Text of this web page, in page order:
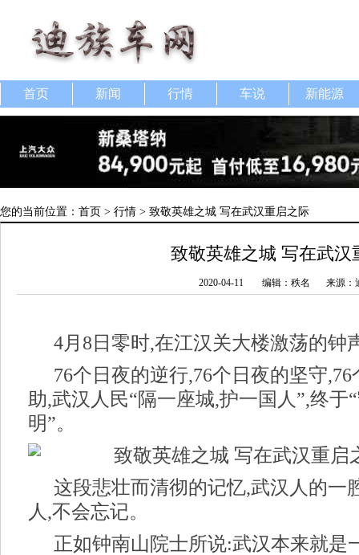
首页 新闻 行情 车说 新能源
您的当前位置： 首页 > 行情 > 致敬英雄之城 写在武汉重启之际
致敬英雄之城 写在武汉
2020-04-11 编辑：秩名 来源：
4月8日零时,在江汉关大楼激荡的钟
76个日夜的逆行,76个日夜的坚守
助,武汉人民“隔一座城,护一国人”,终于
明”。
这段悲壮而清彻的记忆,武汉人的一
人,不会忘记。
正如钟南山院士所说:武汉本来就是